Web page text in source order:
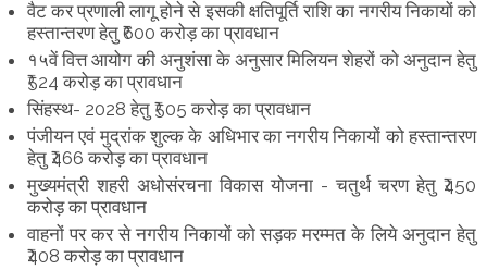
वैट कर प्रणाली लागू होने से इसकी क्षतिपूर्ति राशि का नगरीय निकायों को
हस्तान्तरण हेतु ₹600 करोड़ का प्रावधान
१५वें वित्त आयोग की अनुशंसा के अनुसार मिलियन शेहरों को अनुदान हेतु
₹524 करोड़ का प्रावधान
सिंहस्थ- 2028 हेतु ₹505 करोड़ का प्रावधान
पंजीयन एवं मुद्रांक शुल्क के अधिभार का नगरीय निकायों को हस्तान्तरण
हेतु ₹466 करोड़ का प्रावधान
मुख्यमंत्री शहरी अधोसंरचना विकास योजना - चतुर्थ चरण हेतु ₹450
करोड़ का प्रावधान
वाहनों पर कर से नगरीय निकायों को सड़क मरम्मत के लिये अनुदान हेतु
₹408 करोड़ का प्रावधान